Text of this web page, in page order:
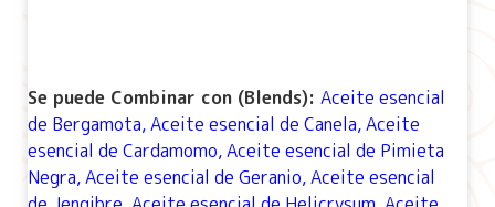
Se puede Combinar con (Blends): Aceite esencial
de Bergamota,Aceite esencial de Canela,Aceite
esencial de Cardamomo,Aceite esencial de Pimieta
Negra,Aceite esencial de Geranio, Aceite esencial